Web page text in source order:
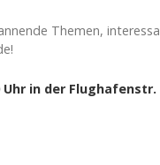
Themen,
in der Flughafenstr.